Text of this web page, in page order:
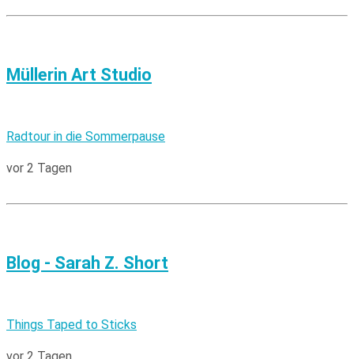
Müllerin Art Studio
Radtour in die Sommerpause
vor 2 Tagen
Blog - Sarah Z. Short
Things Taped to Sticks
vor 2 Tagen